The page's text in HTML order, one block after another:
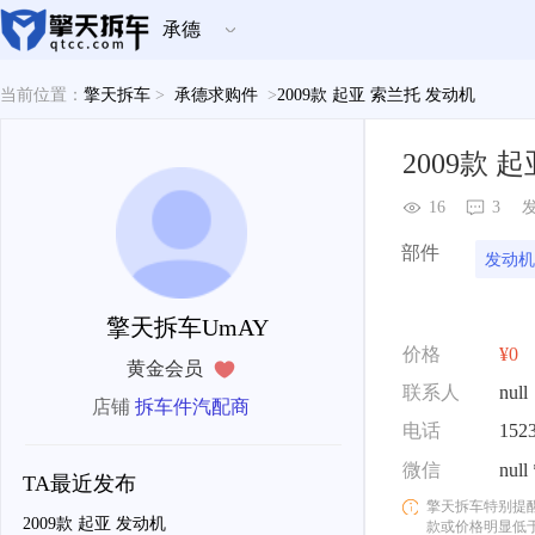
承德
当前位置： 擎天拆车 > 承德求购件 >2009款 起亚 索兰托 发动机
擎天拆车UmAY
黄金会员
店铺拆车件汽配商
TA最近发布
2009款 起亚 发动机
2009款
16 3
部件 发动机
价格
¥0
联系人
null
电话
微信
擎天拆车特别提
款或价格明显低